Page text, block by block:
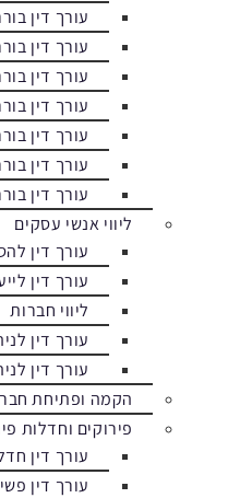
עורך דין
עורך דין
עורך דין
עורך דין
עורך דין
עורך דין
עורך דין
ליווי אנשי עסקים
עורך דין
עורך דין
ליווי חברות
עורך דין
עורך דין
הקמה ופתיחת
פירוקים וחדלות
עורך דין
עורך דין